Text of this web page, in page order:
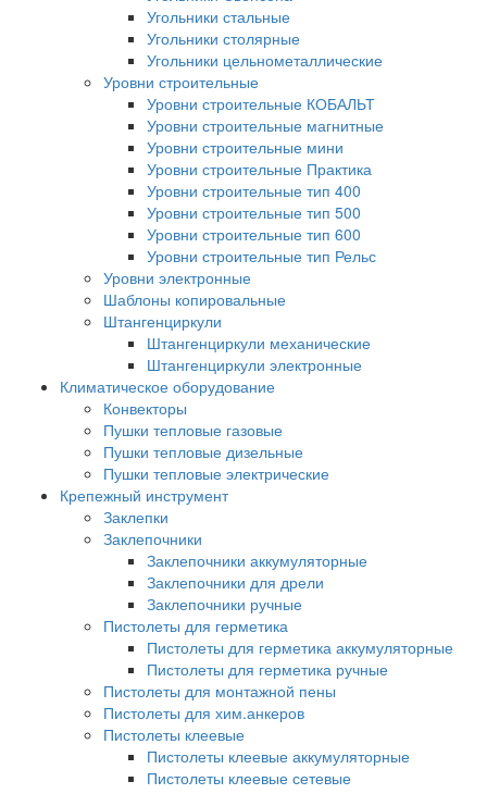
Угольники стальные
Угольники столярные
Угольники цельнометаллические
Уровни строительные
Уровни строительные КОБАЛЬТ
Уровни строительные магнитные
Уровни строительные мини
Уровни строительные Практика
Уровни строительные тип 400
Уровни строительные тип 500
Уровни строительные тип 600
Уровни строительные тип Рельс
Уровни электронные
Шаблоны копировальные
Штангенциркули
Штангенциркули механические
Штангенциркули электронные
Климатическое оборудование
Конвекторы
Пушки тепловые газовые
Пушки тепловые дизельные
Пушки тепловые электрические
Крепежный инструмент
Заклепки
Заклепочники
Заклепочники аккумуляторные
Заклепочники для дрели
Заклепочники ручные
Пистолеты для герметика
Пистолеты для герметика аккумуляторные
Пистолеты для герметика ручные
Пистолеты для монтажной пены
Пистолеты для хим.анкеров
Пистолеты клеевые
Пистолеты клеевые аккумуляторные
Пистолеты клеевые сетевые